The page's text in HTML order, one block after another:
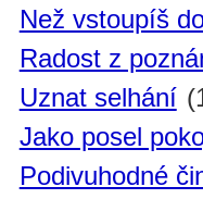
Než vstoupíš
Radost z
Uznat selhání
Jako posel
Podivuhodné